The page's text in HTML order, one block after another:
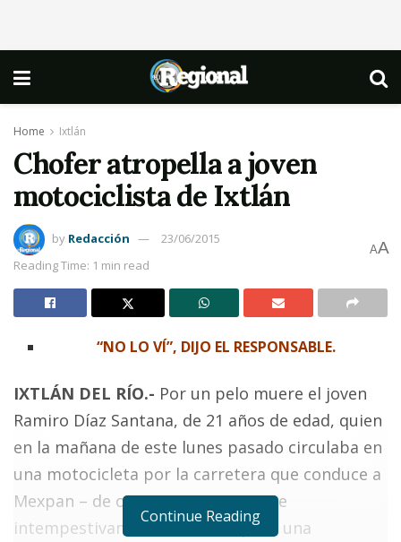
Home Ixtlán
Chofer atropella a joven
motociclista de Ixtlán
by Redacción
23/06/2015
Reading Time: 1 min read
AA
“NO LO VÍ”, DIJO EL RESPONSABLE.
IXTLÁN DEL RÍO.- Por un pelo muere el joven
Ramiro Díaz Santana, de 21 años de edad, quien
en la mañana de este lunes pasado circulaba en
una motocicleta por la carretera que conduce a
Mexpan – de oriente a poniente -, e
intempestivamente le sale al paso una
Continue Reading